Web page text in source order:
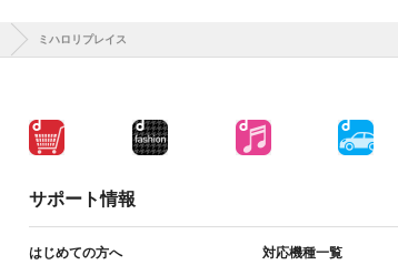
ミハロリプレイス
サポート情報
はじめての方へ
対応機種一覧